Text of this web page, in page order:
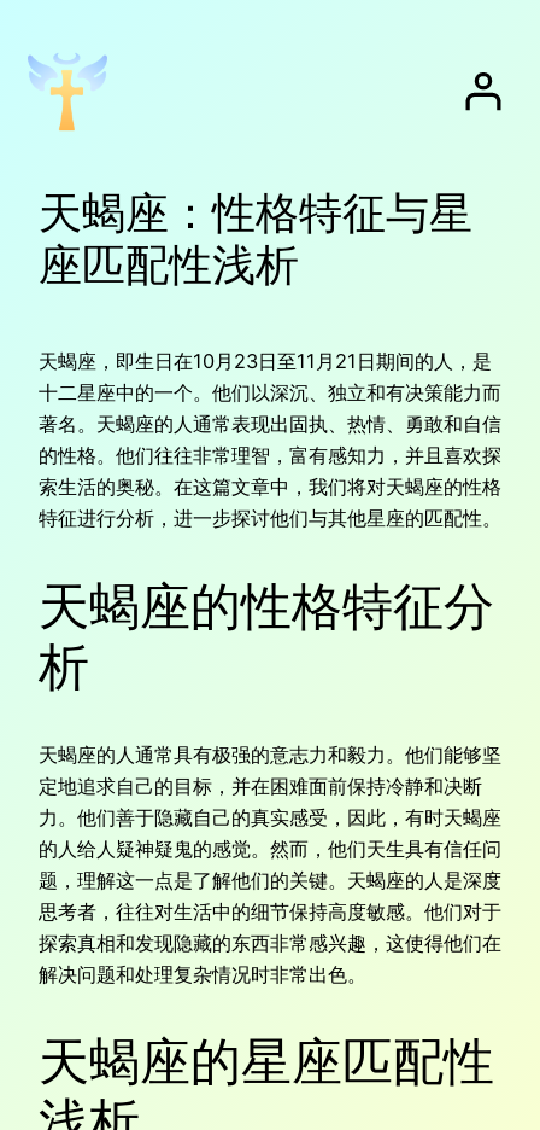
天蝎座：性格特征与星
座匹配性浅析
天蝎座，即生日在10月23日至11月21日期间的人，是
十二星座中的一个。他们以深沉、独立和有决策能力而
著名。天蝎座的人通常表现出固执、热情、勇敢和自信
的性格。他们往往非常理智，富有感知力，并且喜欢探
索生活的奥秘。在这篇文章中，我们将对天蝎座的性格
特征进行分析，进一步探讨他们与其他星座的匹配性。
天蝎座的性格特征分
析
天蝎座的人通常具有极强的意志力和毅力。他们能够坚
定地追求自己的目标，并在困难面前保持冷静和决断
力。他们善于隐藏自己的真实感受，因此，有时天蝎座
的人给人疑神疑鬼的感觉。然而，他们天生具有信任问
题，理解这一点是了解他们的关键。天蝎座的人是深度
思考者，往往对生活中的细节保持高度敏感。他们对于
探索真相和发现隐藏的东西非常感兴趣，这使得他们在
解决问题和处理复杂情况时非常出色。
天蝎座的星座匹配性